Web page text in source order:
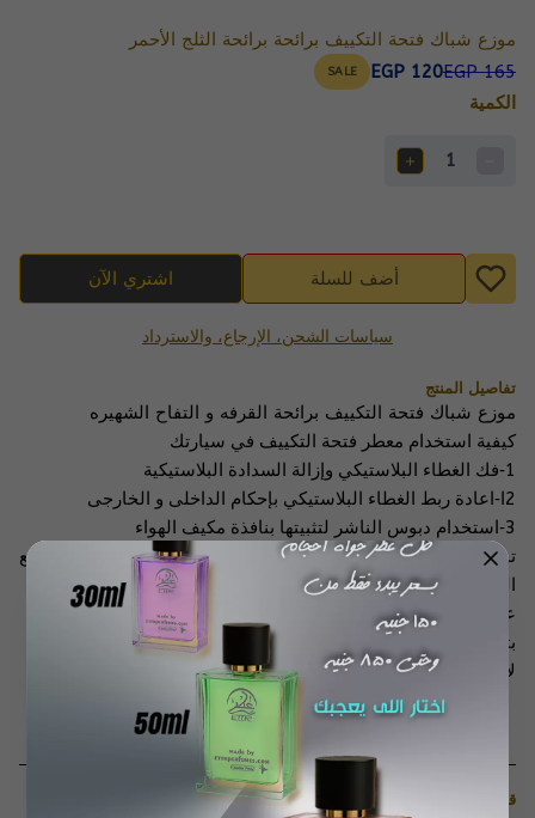
موزع شباك فتحة التكييف برائحة برائحة الثلج الأحمر
EGP 165
EGP 120
SALE
الكمية
1
أضف للسلة اشتري الآن
سياسات الشحن، الإرجاع، والاسترداد
تفاصيل المنتج
موزع شباك فتحة التكييف برائحة القرفه و التفاح الشهيره
كيفية استخدام معطر فتحة التكييف في سيارتك
1
-فك الغطاء البلاستيكي وإزالة السدادة البلاستيكية
2ا-اعادة ربط الغطاء البلاستيكي بإحكام الداخلى و الخارجى
3
-استخدام دبوس الناشر لتثبيتها بنافذة مكيف الهواء
تحذير: قد يؤدي الزيت إلى إتلاف أسطح السيارة الداخليه، يرجى وضع
المنتج في مكانه الصحيح، لا ينبغي أن يسقط الزيت (السائل) أبدًا
عدم ملامسة السائل لتابلو السيارة، وفي حالة الملامسة ، قم
بتنظيف المكان على الفور وإزالة السائل
لا ينبغي أن يقطر المنتج الزيت أبدًا
قد يعجبك ايضًا